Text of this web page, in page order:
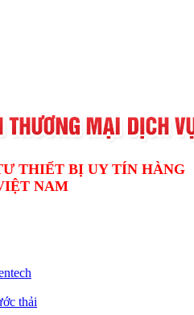
THIẾT BỊ UY TÍN HÀNG
NAM
thải